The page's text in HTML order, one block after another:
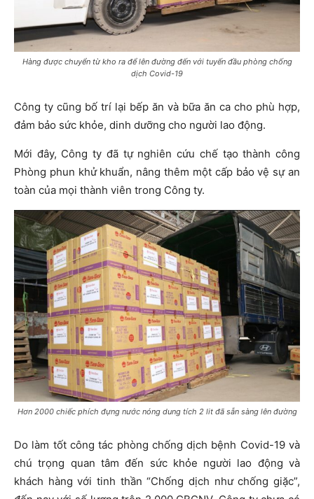
Hàng được chuyển từ kho ra để lên đường đến với tuyến đầu phòng chống
dịch Covid-19
Công ty cũng bố trí lại bếp ăn và bữa ăn ca cho phù hợp,
đảm bảo sức khỏe, dinh dưỡng cho người lao động.
Mới đây, Công ty đã tự nghiên cứu chế tạo thành công
Phòng phun khử khuẩn, nâng thêm một cấp bảo vệ sự an
toàn của mọi thành viên trong Công ty.
Hơn 2000 chiếc phích đựng nước nóng dung tích 2 lit đã sẵn sàng lên đường
Do làm tốt công tác phòng chống dịch bệnh Covid-19 và
chú trọng quan tâm đến sức khỏe người lao động và
khách hàng với tinh thần “Chống dịch như chống giặc”,